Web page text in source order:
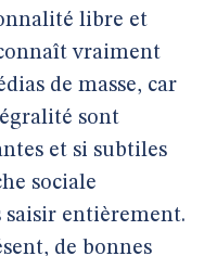
libre et
vraiment
de masse, car
sont
et si subtiles
sociale
saisir entièrement.
de bonnes